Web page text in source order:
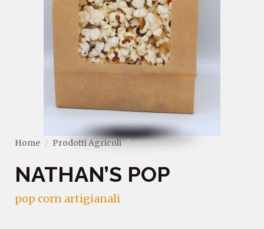
Home Prodotti Agricoli
NATHAN’S POP
pop corn artigianali